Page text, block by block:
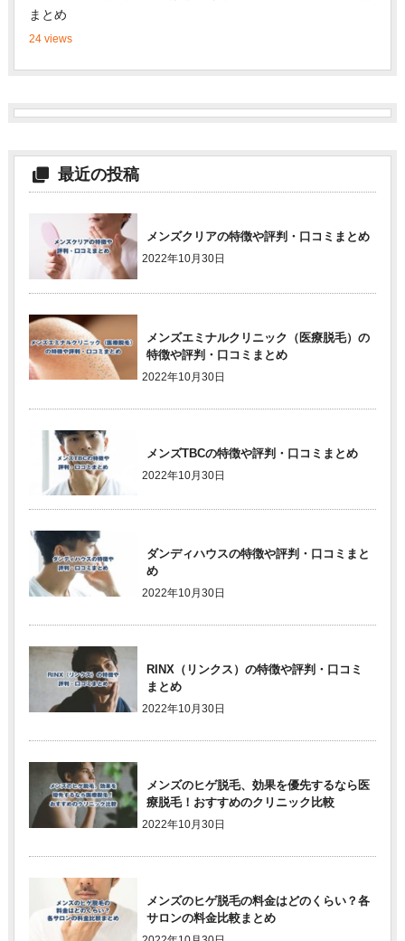
まとめ
24 views
最近の投稿
メンズクリアの特徴や評判・口コミまとめ
2022年10月30日
メンズエミナルクリニック（医療脱毛）の
特徴や評判・口コミまとめ
2022年10月30日
メンズTBCの特徴や評判・口コミまとめ
2022年10月30日
ダンディハウスの特徴や評判・口コミまと
め
2022年10月30日
RINX（リンクス）の特徴や評判・口コミ
まとめ
2022年10月30日
メンズのヒゲ脱毛、効果を優先するなら医
療脱毛！おすすめのクリニック比較
2022年10月30日
メンズのヒゲ脱毛の料金はどのくらい？各
サロンの料金比較まとめ